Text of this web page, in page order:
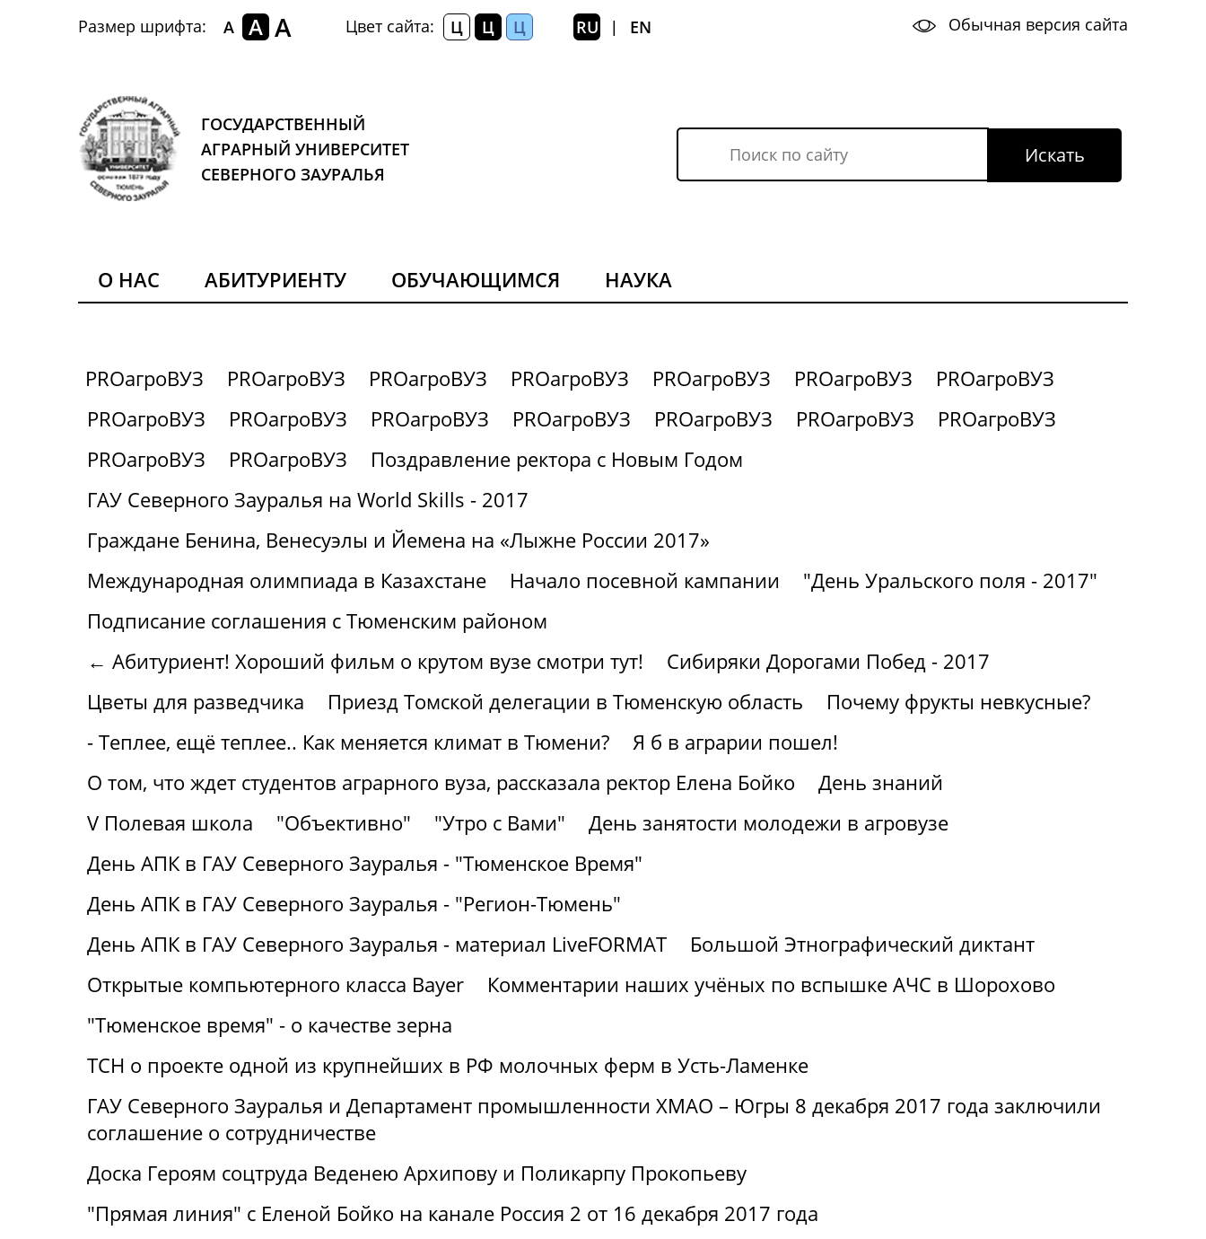
Размер шрифта: A A A Цвет сайта: Ц Ц Ц RU EN Обычная версия сайта
ГОСУДАРСТВЕННЫЙ
АГРАРНЫЙ УНИВЕРСИТЕТ
СЕВЕРНОГО ЗАУРАЛЬЯ
О НАС АБИТУРИЕНТУ ОБУЧАЮЩИМСЯ НАУКА
PROагроВУЗ PROагроВУЗ PROагроВУЗ PROагроВУЗ PROагроВУЗ PROагроВУЗ
PROагроВУЗ
PROагроВУЗ
PROагроВУЗ PROагроВУЗ PROагроВУЗ PROагроВУЗ PROагроВУЗ
PROагроВУЗ
PROагроВУЗ
PROагроВУЗ
Поздравление ректора с Новым Годом
ГАУ Северного Зауралья на World Skills - 2017
Граждане Бенина, Венесуэлы и Йемена на «Лыжне России 2017»
Международная олимпиада в Казахстане
Начало посевной кампании
"День Уральского поля - 2017"
Подписание соглашения с Тюменским районом
← Абитуриент! Хороший фильм о крутом вузе смотри тут!
Сибиряки Дорогами Побед - 2017
Цветы для разведчика
Приезд Томской делегации в Тюменскую область
Почему фрукты невкусные?
- Теплее, ещё теплее.. Как меняется климат в Тюмени?
Я б в аграрии пошел!
О том, что ждет студентов аграрного вуза, рассказала ректор Елена Бойко
День знаний
V Полевая школа
"Объективно" "Утро с Вами"
День занятости молодежи в агровузе
День АПК в ГАУ Северного Зауралья - "Тюменское Время"
День АПК в ГАУ Северного Зауралья - "Регион-Тюмень"
День АПК в ГАУ Северного Зауралья - материал LiveFORMAT
Большой Этнографический диктант
Открытые компьютерного класса Bayer
Комментарии наших учёных по вспышке АЧС в Шорохово
"Тюменское время" - о качестве зерна
ТСН о проекте одной из крупнейших в РФ молочных ферм в Усть-Ламенке
ГАУ Северного Зауралья и Департамент промышленности ХМАО – Югры 8 декабря 2017 года заключили
соглашение о сотрудничестве
Доска Героям соцтруда Веденею Архипову и Поликарпу Прокопьеву
"Прямая линия" с Еленой Бойко на канале Россия 2 от 16 декабря 2017 года